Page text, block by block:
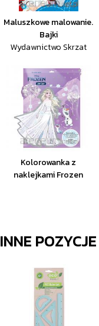
Maluszkowe malowanie.
Bajki
Wydawnictwo Skrzat
Kolorowanka z
naklejkami Frozen
INNE